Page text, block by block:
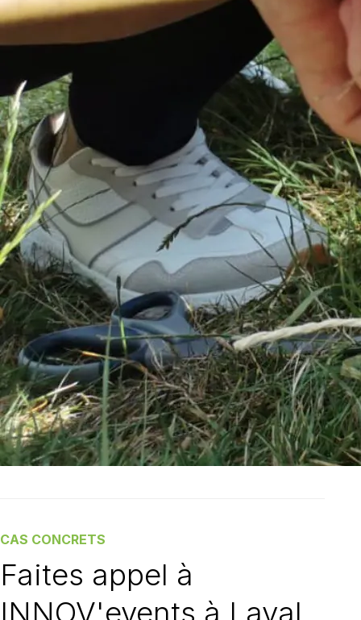
CAS CONCRETS
Faites appel à
INNOV'events à Laval